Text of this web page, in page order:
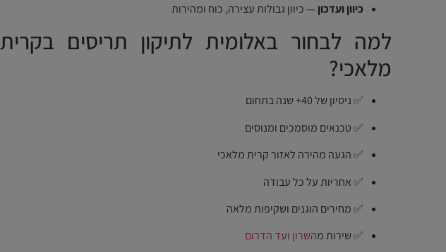
כיוון ועדכון — כיוון גבולות עצירה, כוח ומהירות
למה לבחור באלומית לתיקון תריסים בקרית
מלאכי?
✅ ניסיון של 40+ שנה בתחום
✅ טכנאים מוסמכים ומנוסים
✅ הגעה מהירה לאזור קרית מלאכי
✅ אחריות על כל עבודה
✅ מחירים הוגנים ושקיפות מלאה
✅ שירות מהשרון ועד הדרום